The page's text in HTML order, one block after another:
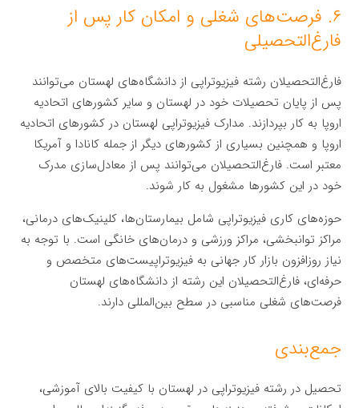
۶. فرصت‌های شغلی و امکان کار پس از
فارغ‌التحصیلی
فارغ‌التحصیلان رشته فیزیوتراپی از دانشگاه‌های لهستان می‌توانند
پس از پایان تحصیلات خود در لهستان و سایر کشورهای اتحادیه
اروپا به کار بپردازند. مدارک فیزیوتراپی لهستان در کشورهای اتحادیه
اروپا و همچنین بسیاری از کشورهای دیگر از جمله کانادا و آمریکا
معتبر است. فارغ‌التحصیلان می‌توانند پس از معادل‌سازی مدرک
خود در این کشورها مشغول به کار شوند.
حوزه‌های کاری فیزیوتراپی شامل بیمارستان‌ها، کلینیک‌های درمانی،
مراکز توانبخشی، مراکز ورزشی و درمان‌های خانگی است. با توجه به
نیاز روزافزون بازار کار جهانی به فیزیوتراپیست‌های متخصص و
حرفه‌ای، فارغ‌التحصیلان این رشته از دانشگاه‌های لهستان
فرصت‌های شغلی مناسبی در سطح بین‌المللی دارند.
جمع‌بندی
تحصیل در رشته فیزیوتراپی در لهستان با کیفیت بالای آموزشی،